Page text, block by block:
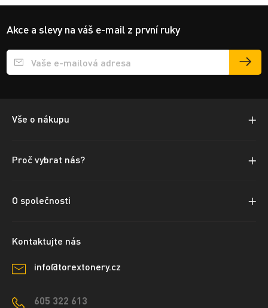
Akce a slevy na váš e-mail z první ruky
Přihlášení e-mailu k odběru
Vše o nákupu
Proč vybrat nás?
O společnosti
Kontaktujte nás
info@torextonery.cz
605 322 613